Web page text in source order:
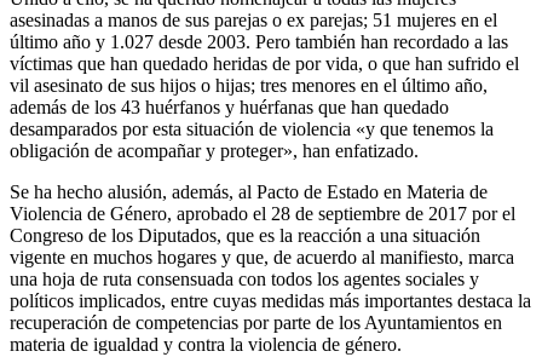
asesinadas a manos de sus parejas o ex parejas; 51 mujeres en el
último año y 1.027 desde 2003. Pero también han recordado a las
víctimas que han quedado heridas de por vida, o que han sufrido el
vil asesinato de sus hijos o hijas; tres menores en el último año,
además de los 43 huérfanos y huérfanas que han quedado
desamparados por esta situación de violencia «y que tenemos la
obligación de acompañar y proteger», han enfatizado.
Se ha hecho alusión, además, al Pacto de Estado en Materia de
Violencia de Género, aprobado el 28 de septiembre de 2017 por el
Congreso de los Diputados, que es la reacción a una situación
vigente en muchos hogares y que, de acuerdo al manifiesto, marca
una hoja de ruta consensuada con todos los agentes sociales y
políticos implicados, entre cuyas medidas más importantes destaca la
recuperación de competencias por parte de los Ayuntamientos en
materia de igualdad y contra la violencia de género.